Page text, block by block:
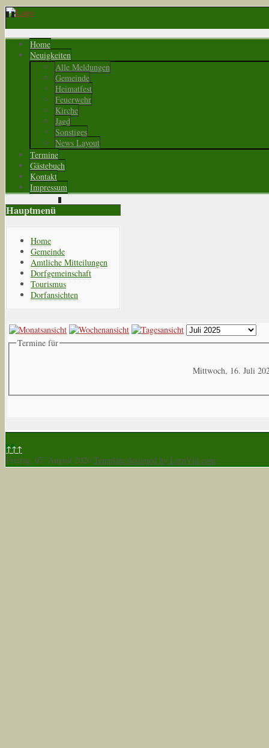
Home
Neuigkeiten
Alle Meldungen
Gemeinde
Heimatfest
Feuerwehr
Kirche
Jagd
Sonstiges
News Layout
Termine
Gästebuch
Kontakt
Impressum
Hauptmenü
Home
Gemeinde
Amtliche Mitteilungen
Dorfgemeinschaft
Tourismus
Dorfansichten
Termine für
Mittwoch, 16. Juli
↑↑↑
Freitag, 07. August 2026 Template designed by LernVid.com